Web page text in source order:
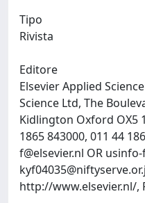
Tipo
Rivista
Editore
Elsevier Applied
Science Ltd, The
Kidlington Oxford OX5
1865 843000, 011 44
f@elsevier.nl OR usinfo-